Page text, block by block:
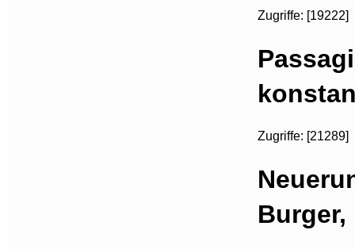
Zugriffe: [19222]
Zugriffe: [21289]
Burger,